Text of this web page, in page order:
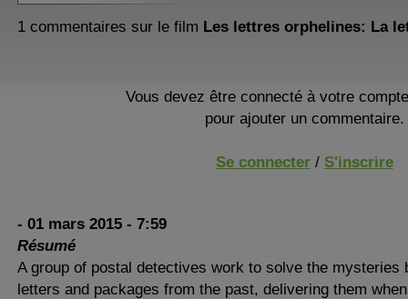
1 commentaires sur le film Les lettres orphelines: La
Vous devez être connecté à votre
pour ajouter un commentaire.
Se connecter/ S'inscrire
- 01 mars 2015 - 7:59
Résumé
A group of postal detectives work to solve the mysteries
letters and packages from the past, delivering them